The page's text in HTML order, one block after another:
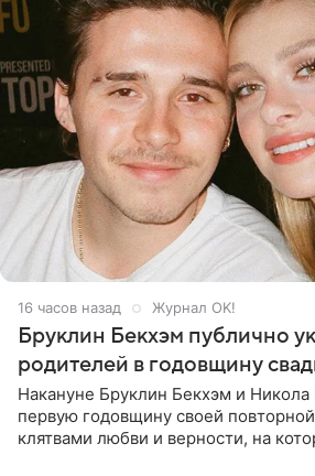
16 часов назад Журнал OK!
Бруклин Бекхэм публично
родителей в годовщину
Накануне Бруклин Бекхэм и
первую годовщину своей
клятвами любви и верности, на